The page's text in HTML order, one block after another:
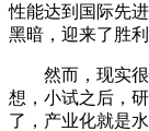
性能达到国际先
黑暗，迎来了胜
然而，现实
想，小试之后，
了，产业化就是